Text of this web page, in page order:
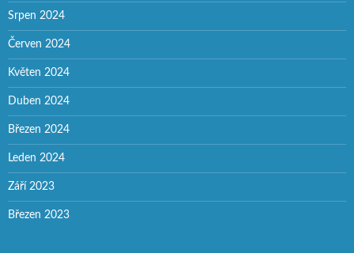
Srpen 2024
Červen 2024
Květen 2024
Duben 2024
Březen 2024
Leden 2024
Září 2023
Březen 2023